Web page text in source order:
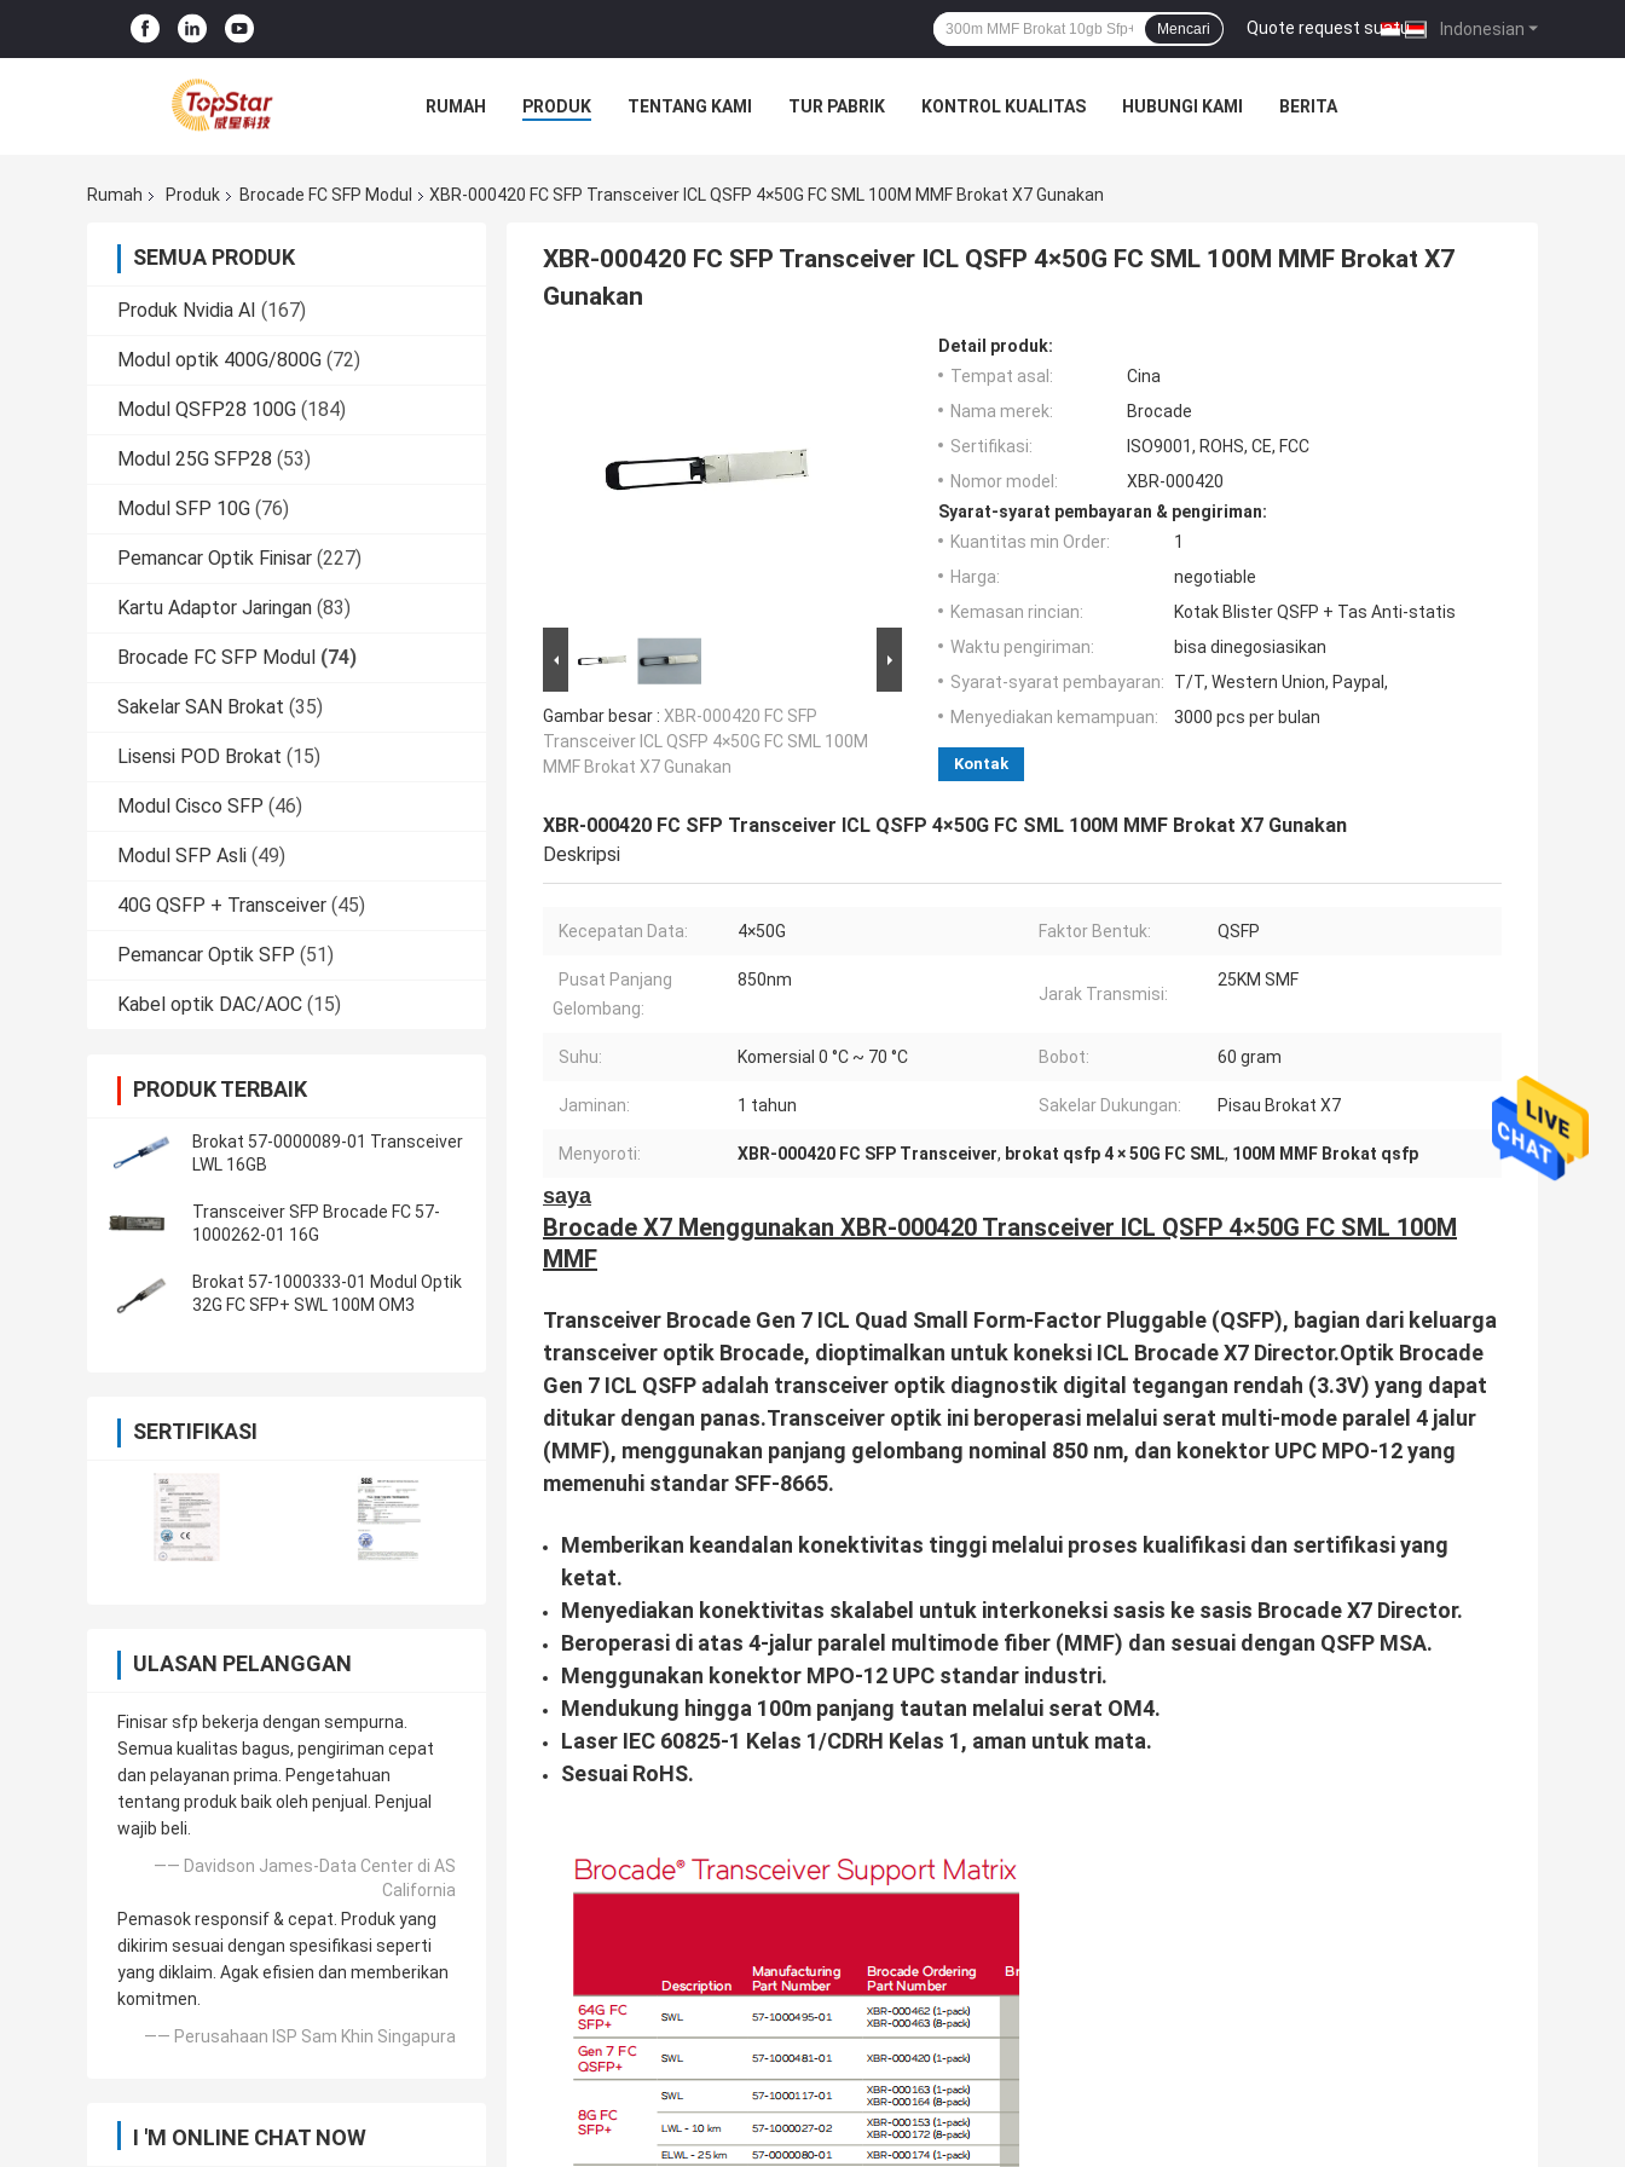
Indonesian
Quote request suatu |
Mencari
RUMAH PRODUK TENTANG KAMI TUR PABRIK KONTROL KUALITAS HUBUNGI KAMI BERITA
Rumah Produk Brocade FC SFP Modul XBR-000420 FC SFP Transceiver ICL QSFP 4×50G FC SML 100M MMF Brokat X7 Gunakan
SEMUA PRODUK
Produk Nvidia AI (167)
Modul optik 400G/800G (72)
Modul QSFP28 100G (184)
Modul 25G SFP28 (53)
Modul SFP 10G (76)
Pemancar Optik Finisar (227)
Kartu Adaptor Jaringan (83)
Brocade FC SFP Modul (74)
Sakelar SAN Brokat (35)
Lisensi POD Brokat (15)
Modul Cisco SFP (46)
Modul SFP Asli (49)
40G QSFP + Transceiver (45)
Pemancar Optik SFP (51)
Kabel optik DAC/AOC (15)
PRODUK TERBAIK
Brokat 57-0000089-01 Transceiver
LWL 16GB
Transceiver SFP Brocade FC 57-
1000262-01 16G
Brokat 57-1000333-01 Modul Optik
32G FC SFP+ SWL 100M OM3
SERTIFIKASI
ULASAN PELANGGAN
Finisar sfp bekerja dengan sempurna.
Semua kualitas bagus, pengiriman cepat
dan pelayanan prima. Pengetahuan
tentang produk baik oleh penjual. Penjual
wajib beli.
—— Davidson James-Data Center di AS
California
Pemasok responsif & cepat. Produk yang
dikirim sesuai dengan spesifikasi seperti
yang diklaim. Agak efisien dan memberikan
komitmen.
—— Perusahaan ISP Sam Khin Singapura
I 'M ONLINE CHAT NOW
XBR-000420 FC SFP Transceiver ICL QSFP 4×50G FC SML 100M MMF Brokat X7
Gunakan
Gambar besar : XBR-000420 FC SFP
Transceiver ICL QSFP 4×50G FC SML 100M
MMF Brokat X7 Gunakan
Detail produk:
Tempat asal:
Cina
Nama merek:
Brocade
Sertifikasi:
ISO9001, ROHS, CE, FCC
Nomor model:
XBR-000420
Syarat-syarat pembayaran & pengiriman:
Kuantitas min Order:
1
Harga:
negotiable
Kemasan rincian:
Kotak Blister QSFP + Tas Anti-statis
Waktu pengiriman:
bisa dinegosiasikan
Syarat-syarat pembayaran:
T/T, Western Union, Paypal,
Menyediakan kemampuan:
3000 pcs per bulan
Kontak
XBR-000420 FC SFP Transceiver ICL QSFP 4×50G FC SML 100M MMF Brokat X7 Gunakan
Deskripsi
Kecepatan Data: 4×50G Faktor Bentuk: QSFP
Pusat Panjang
Gelombang:
850nm
Jarak Transmisi:
25KM SMF
Suhu: Komersial 0 °C ~ 70 °C Bobot: 60 gram
Jaminan: 1 tahun Sakelar Dukungan: Pisau Brokat X7
Menyoroti: XBR-000420 FC SFP Transceiver, brokat qsfp 4 × 50G FC SML, 100M MMF Brokat qsfp
saya
Brocade X7 Menggunakan XBR-000420 Transceiver ICL QSFP 4×50G FC SML 100M
MMF
Transceiver Brocade Gen 7 ICL Quad Small Form-Factor Pluggable (QSFP), bagian dari keluarga
transceiver optik Brocade, dioptimalkan untuk koneksi ICL Brocade X7 Director.Optik Brocade
Gen 7 ICL QSFP adalah transceiver optik diagnostik digital tegangan rendah (3.3V) yang dapat
ditukar dengan panas.Transceiver optik ini beroperasi melalui serat multi-mode paralel 4 jalur
(MMF), menggunakan panjang gelombang nominal 850 nm, dan konektor UPC MPO-12 yang
memenuhi standar SFF-8665.
Memberikan keandalan konektivitas tinggi melalui proses kualifikasi dan sertifikasi yang
ketat.
Menyediakan konektivitas skalabel untuk interkoneksi sasis ke sasis Brocade X7 Director.
Beroperasi di atas 4-jalur paralel multimode fiber (MMF) dan sesuai dengan QSFP MSA.
Menggunakan konektor MPO-12 UPC standar industri.
Mendukung hingga 100m panjang tautan melalui serat OM4.
Laser IEC 60825-1 Kelas 1/CDRH Kelas 1, aman untuk mata.
Sesuai RoHS.